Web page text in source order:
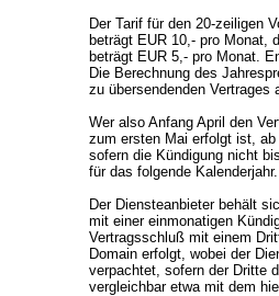
Der Tarif für den 20-zeiligen
beträgt EUR 10,- pro Monat,
beträgt EUR 5,- pro Monat.
Die Berechnung des
zu übersendenden
Wer also Anfang April den
zum ersten Mai erfolgt ist,
sofern die Kündigung nicht
für das folgende Kalenderjahr.
Der Diensteanbieter behält
mit einer einmonatigen
Vertragsschluß mit einem
Domain erfolgt, wobei der
verpachtet, sofern der Dritte
vergleichbar etwa mit dem